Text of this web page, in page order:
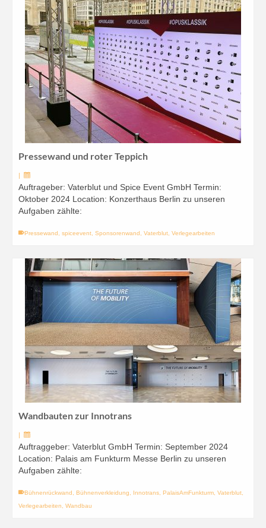
Pressewand und roter Teppich
|
Auftrageber: Vaterblut und Spice Event GmbH Termin:
Oktober 2024 Location: Konzerthaus Berlin zu unseren
Aufgaben zählte:
Pressewand spiceevent Sponsorenwand Vaterblut Verlegearbeiten
Wandbauten zur Innotrans
|
Auftraggeber: Vaterblut GmbH Termin: September 2024
Location: Palais am Funkturm Messe Berlin zu unseren
Aufgaben zählte:
Bühnenrückwand Bühnenverkleidung Innotrans PalaisAmFunkturm Vaterblut
Verlegearbeiten
Wandbau